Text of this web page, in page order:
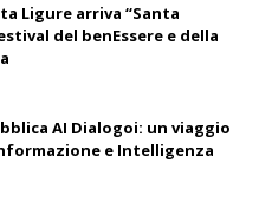
Ligure arriva “Santa
del benEssere e della
AI Dialogoi: un viaggio
e Intelligenza